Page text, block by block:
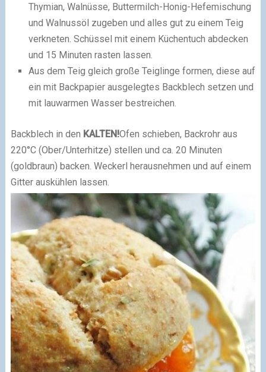
Thymian, Walnüsse, Buttermilch-Honig-Hefemischung
und Walnussöl zugeben und alles gut zu einem Teig
verkneten. Schüssel mit einem Küchentuch abdecken
und 15 Minuten rasten lassen.
Aus dem Teig gleich große Teiglinge formen, diese auf
ein mit Backpapier ausgelegtes Backblech setzen und
mit lauwarmen Wasser bestreichen.
Backblech in den KALTEN!Ofen schieben, Backrohr aus
220°C (Ober/Unterhitze) stellen und ca. 20 Minuten
(goldbraun) backen. Weckerl herausnehmen und auf einem
Gitter auskühlen lassen.